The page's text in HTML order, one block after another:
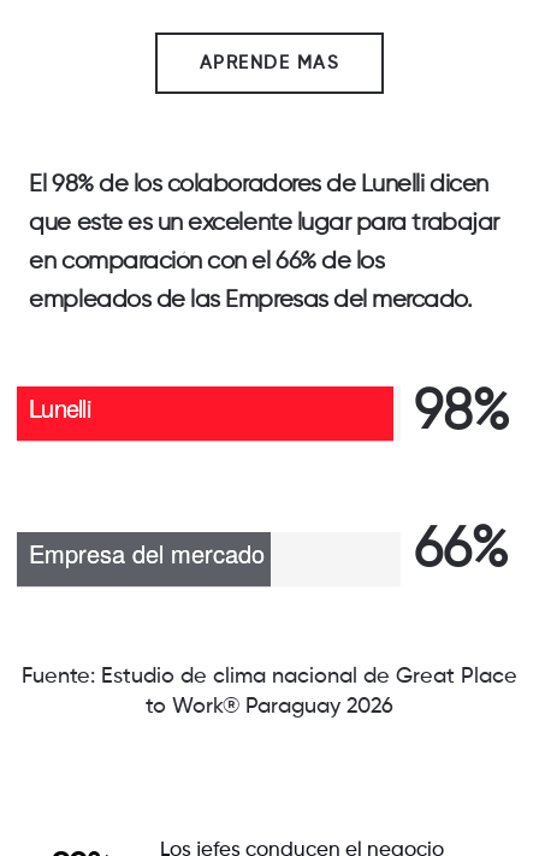
APRENDE MAS
El 98%de los colaboradores de Lunellidicen
que este es un excelente lugar para trabajar
en comparación con el66%de los
empleados de las Empresas del mercado.
98%
66%
Fuente: Estudio de clima nacional de Great Place
to Work® Paraguay 2026
Los jefes conducen el negocio